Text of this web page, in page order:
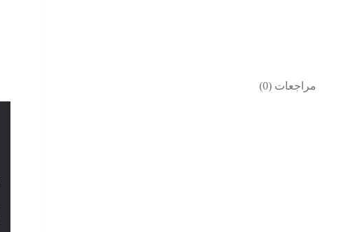
مراجعات (0)